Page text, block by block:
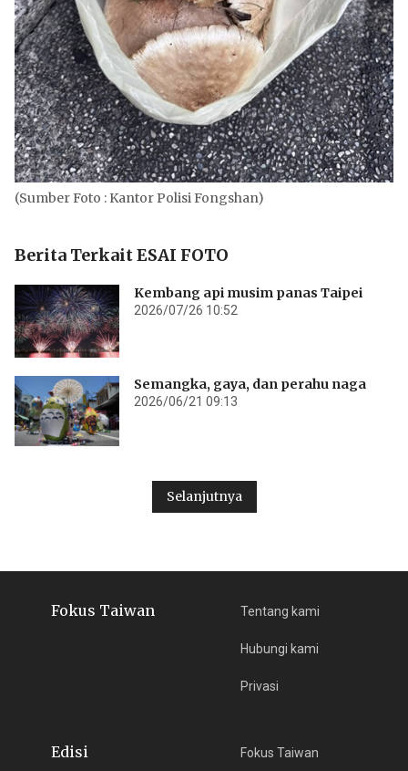
(Sumber Foto : Kantor Polisi Fongshan)
Berita Terkait ESAI FOTO
Kembang api musim panas Taipei
2026/07/26 10:52
Semangka, gaya, dan perahu naga
2026/06/21 09:13
Selanjutnya
Fokus Taiwan Tentang kami
Hubungi kami
Privasi
Edisi Fokus Taiwan